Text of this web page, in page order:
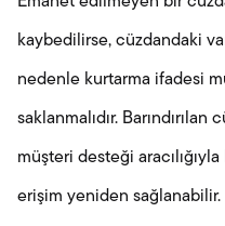
kaybedilirse, cüzdandaki
nedenle kurtarma ifadesi
saklanmalıdır.
müşteri desteği
erişim yeniden sağlanabilir.